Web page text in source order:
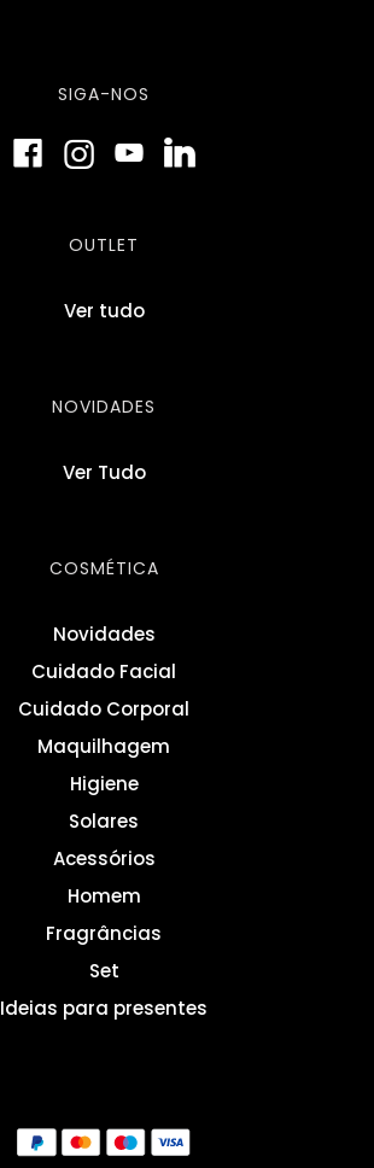
SIGA-NOS
OUTLET
Ver tudo
NOVIDADES
Ver Tudo
COSMÉTICA
Novidades
Cuidado Facial
Cuidado Corporal
Maquilhagem
Higiene
Solares
Acessórios
Homem
Fragrâncias
Set
Ideias para presentes